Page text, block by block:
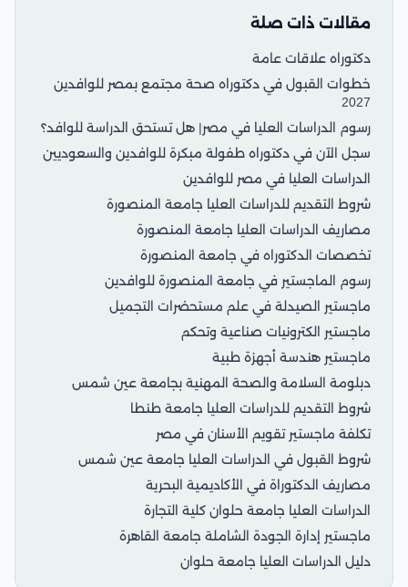
مقالات ذات صلة
دكتوراه علاقات عامة
خطوات القبول في دكتوراه صحة مجتمع بمصر للوافدين
2027
رسوم الدراسات العليا في مصر| هل تستحق الدراسة للوافد؟
سجل الآن في دكتوراه طفولة مبكرة للوافدين والسعوديين
الدراسات العليا في مصر للوافدين
شروط التقديم للدراسات العليا جامعة المنصورة
مصاريف الدراسات العليا جامعة المنصورة
تخصصات الدكتوراه في جامعة المنصورة
رسوم الماجستير في جامعة المنصورة للوافدين
ماجستير الصيدلة في علم مستحضرات التجميل
ماجستير الكترونيات صناعية وتحكم
ماجستير هندسة أجهزة طبية
دبلومة السلامة والصحة المهنية بجامعة عين شمس
شروط التقديم للدراسات العليا جامعة طنطا
تكلفة ماجستير تقويم الأسنان في مصر
شروط القبول في الدراسات العليا جامعة عين شمس
مصاريف الدكتوراة في الأكاديمية البحرية
الدراسات العليا جامعة حلوان كلية التجارة
ماجستير إدارة الجودة الشاملة جامعة القاهرة
دليل الدراسات العليا جامعة حلوان